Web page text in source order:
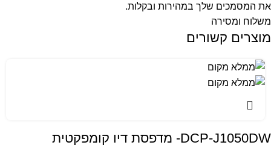
את המסמכים שלך במהירות ובקלות.
משלוח ומסירה
מוצרים קשורים
‎DCP-J1050DW- מדפסת דיו קומפקטית